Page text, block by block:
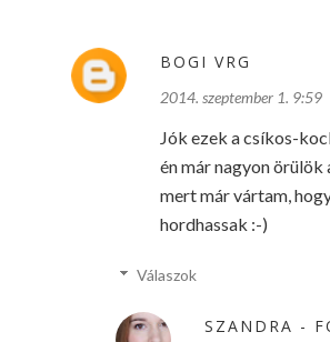
BOGI VRG
2014. szeptember 1. 9:59
Jók ezek a csíkos-
én már nagyon örülök
mert már vártam,
hordhassak :-)
Válaszok
SZANDRA -